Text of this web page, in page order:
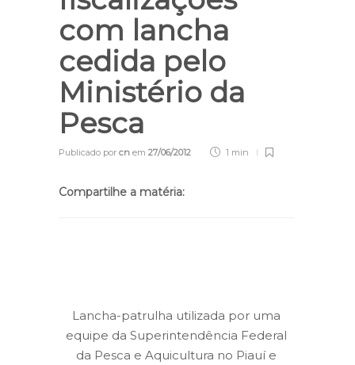
com lancha
cedida pelo
Ministério da
Pesca
Publicado por cn em 27/06/2012 1 min
Compartilhe a matéria:
Lancha-patrulha utilizada por uma
equipe da Superintendência Federal
da Pesca e Aquicultura no Piauí e